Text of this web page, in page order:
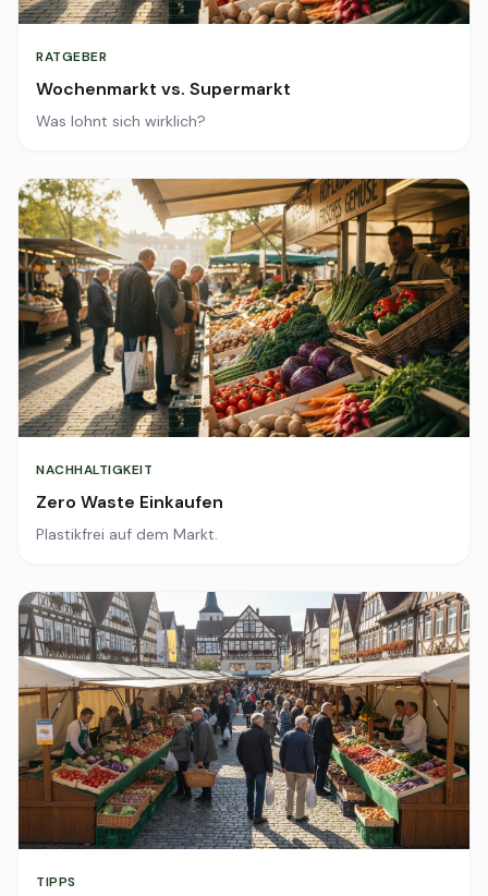
RATGEBER
Wochenmarkt vs. Supermarkt
Was lohnt sich wirklich?
NACHHALTIGKEIT
Zero Waste Einkaufen
Plastikfrei auf dem Markt.
TIPPS